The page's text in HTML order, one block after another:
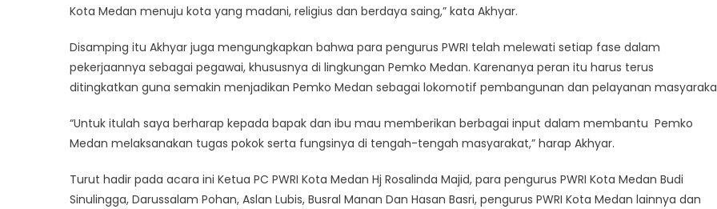
Kota Medan menuju kota yang madani, religius dan berdaya saing,” kata Akhyar.
Disamping itu Akhyar juga mengungkapkan bahwa para pengurus PWRI telah melewati setiap fase dalam
pekerjaannya sebagai pegawai, khususnya di lingkungan Pemko Medan. Karenanya peran itu harus terus
ditingkatkan guna semakin menjadikan Pemko Medan sebagai lokomotif pembangunan dan pelayanan
“Untuk itulah saya berharap kepada bapak dan ibu mau memberikan berbagai input dalam membantu Pemko
Medan melaksanakan tugas pokok serta fungsinya di tengah-tengah masyarakat,” harap Akhyar.
Turut hadir pada acara ini Ketua PC PWRI Kota Medan Hj Rosalinda Majid, para pengurus PWRI Kota Medan Budi
Sinulingga, Darussalam Pohan, Aslan Lubis, Busral Manan Dan Hasan Basri, pengurus PWRI Kota Medan lainnya dan